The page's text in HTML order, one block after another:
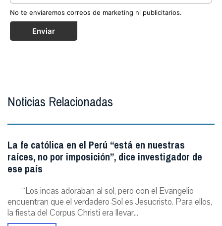
No te enviaremos correos de marketing ni publicitarios.
Enviar
Noticias Relacionadas
La fe católica en el Perú “está en nuestras
raíces, no por imposición”, dice investigador de
ese país
“Los incas adoraban al sol, pero con el Evangelio
encuentran que el verdadero Sol es Jesucristo. Para ellos,
la fiesta del Corpus Christi era llevar...